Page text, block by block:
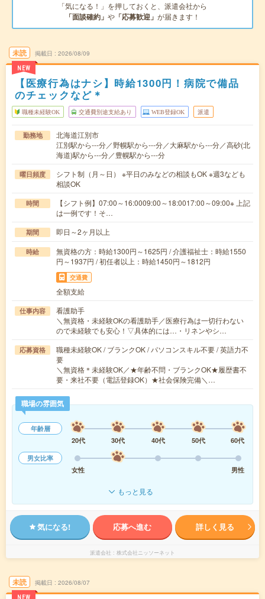
「気になる！」を押しておくと、派遣会社から
「面談確約」 や 「応募歓迎」 が届きます！
未読
NEW
掲載日 2026/08/09
【医療行為はナシ】時給1300円！病院で備品
のチェックなど＊
職種未経験OK 交通費別途支給あり WEB登録OK 派遣
勤務地
北海道江別市
江別駅から---分／野幌駅から---分／大麻駅から---分／高砂(北
海道)駅から---分／豊幌駅から---分
曜日頻度
シフト制（月～日） ※平日のみなどの相談もOK ※週3なども
相談OK
時間
【シフト例】07:00～16:0009:00～18:0017:00～09:00※ 上記
は一例です！そ…
期間 即日～2ヶ月以上
時給
無資格の方：時給1300円～1625円 / 介護福祉士：時給1550
円～1937円 / 初任者以上：時給1450円～1812円
交通費
全額支給
仕事内容
看護助手
＼無資格・未経験OKの看護助手／医療行為は一切行わない
ので未経験でも安心！▽具体的には…・リネンやシ…
応募資格
職種未経験OK / ブランクOK / パソコンスキル不要 / 英語力不
要
＼無資格＊未経験OK／★年齢不問・ブランクOK★履歴書不
要・来社不要（電話登録OK）★社会保険完備＼…
職場の雰囲気
年齢層
20代
30代 40代 50代
60代
男女比率
女性
男性
もっと見る
気になる! 応募へ進む 詳しく見る
派遣会社 株式会社ニッソーネット
未読
NEW
掲載日 2026/08/07